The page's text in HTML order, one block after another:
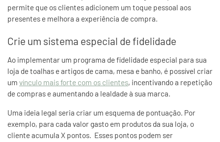
permite que os clientes adicionem um toque pessoal aos
presentes e melhora a experiência de compra.
Crie um sistema especial de fidelidade
Ao implementar um programa de fidelidade especial para sua
loja de toalhas e artigos de cama, mesa e banho, é possível criar
um vínculo mais forte com os clientes, incentivando a repetição
de compras e aumentando a lealdade à sua marca.
Uma ideia legal seria criar um esquema de pontuação. Por
exemplo, para cada valor gasto em produtos da sua loja, o
cliente acumula X pontos. Esses pontos podem ser